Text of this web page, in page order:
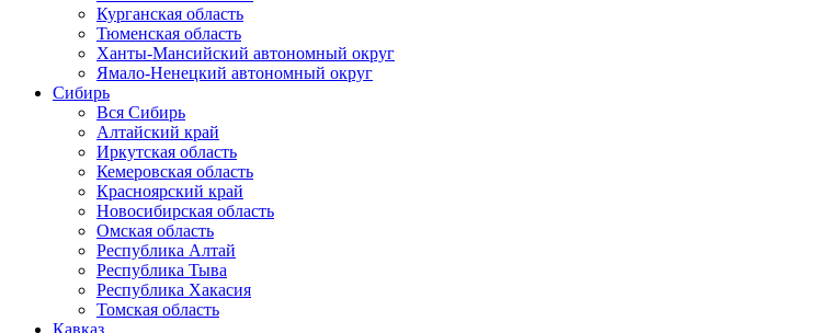
Курганская область
Тюменская область
Ханты-Мансийский автономный округ
Ямало-Ненецкий автономный округ
Сибирь
Вся Сибирь
Алтайский край
Иркутская область
Кемеровская область
Красноярский край
Новосибирская область
Омская область
Республика Алтай
Республика Тыва
Республика Хакасия
Томская область
Кавказ